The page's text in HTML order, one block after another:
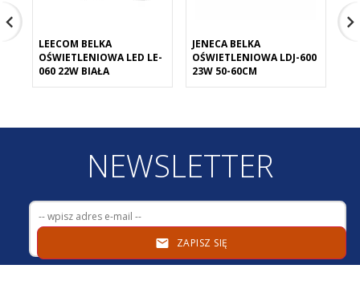
LEECOM BELKA
OŚWIETLENIOWA LED LE-
060 22W BIAŁA
JENECA BELKA
OŚWIETLENIOWA LDJ-600
23W 50-60CM
NEWSLETTER
ZAPISZ SIĘ